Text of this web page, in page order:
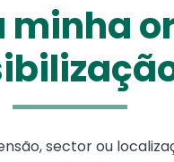
minha
sector ou